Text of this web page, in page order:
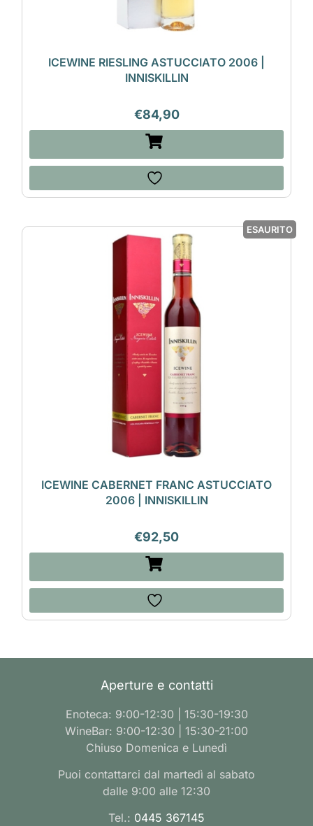
ICEWINE RIESLING ASTUCCIATO 2006 |
INNISKILLIN
€84,90
ESAURITO
ICEWINE CABERNET FRANC ASTUCCIATO
2006 | INNISKILLIN
€92,50
Aperture e contatti
Enoteca: 9:00-12:30 | 15:30-19:30
WineBar: 9:00-12:30 | 15:30-21:00
Chiuso Domenica e Lunedì
Puoi contattarci dal martedì al sabato
dalle 9:00 alle 12:30
Tel.: 0445 367145